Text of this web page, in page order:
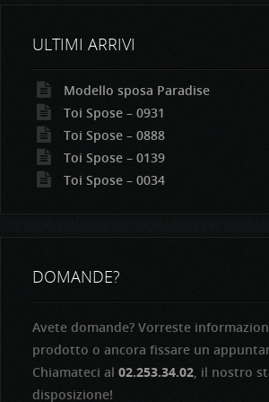
ULTIMI ARRIVI
Modello sposa Paradise
Toi Spose – 0931
Toi Spose – 0888
Toi Spose – 0139
Toi Spose – 0034
DOMANDE?
Avete domande? Vorreste
prodotto o ancora fissare un
Chiamateci al 02.253.34.02, il nostro
disposizione!